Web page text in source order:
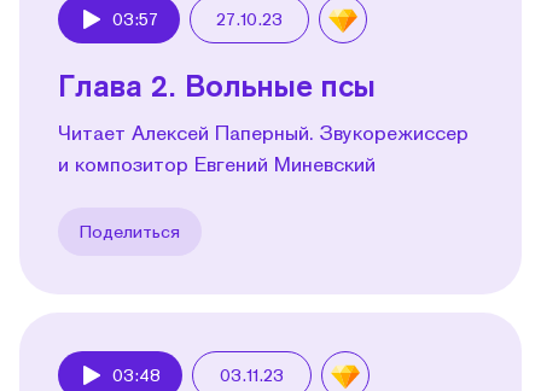
03:57 27.10.23
Глава 2. Вольные псы
Читает Алексей Паперный. Звукорежиссер
и композитор Евгений Миневский
Поделиться
03:48 03.11.23